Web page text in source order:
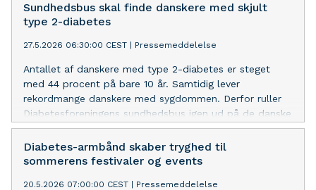
Sundhedsbus skal finde danskere med skjult
type 2-diabetes
27.5.2026 06:30:00 CEST Pressemeddelelse
Antallet af danskere med type 2-diabetes er steget
med 44 procent på bare 10 år. Samtidig lever
rekordmange danskere med sygdommen. Derfor ruller
Diabetesforeningens sundhedsbus igen ud på de danske
veje for at tilbyde gratis risikotests for type 2-diabetes
Diabetes-armbånd skaber tryghed til
sommerens festivaler og events
20.5.2026 07:00:00 CEST Pressemeddelelse